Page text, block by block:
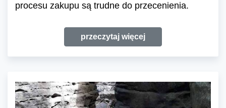
procesu zakupu są trudne do przecenienia.
przeczytaj więcej